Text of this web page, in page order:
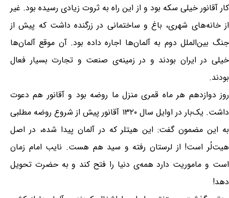
کار آقانور خیلی سکه بود و از این راه به ثروت زیادی رسیده بود. غیر
از خانه‌های شهری، باغ و ساختمانی در زرگنده داشت که پیش از
جنگ بین‌الملل دوم به آلمان‌ها اجاره داده بود. آن موقع آلمان‌ها
خیلی در ایران بودند و در زمینه‌ی صنعت و تجارت بسیار فعال
بودند.
روز دوازدهم هر ماه قمری منزل ما روضه بود و آقانور هم دعوت
داشت. یک‌بار در اوایل سال ۱۳۲۰ آقانور پیش از شروع روضه مطلبی
به این مضمون گفت: این هیتلر که در آلمان پیدا شده، در اصل
هیت‌لُر است! از لرستان رفته و سید هم هست. نایب امام زمان
است و ماموریت دارد همه‌ی دنیا را فتح کند و به حضرت تحویل
دهد!